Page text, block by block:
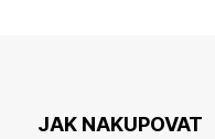
JAK NAKUPOVAT